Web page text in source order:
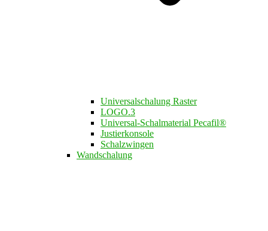
Universalschalung Raster
LOGO.3​
Universal-Schalmaterial Pecafil®
Justierkonsole
Schalzwingen
Wandschalung